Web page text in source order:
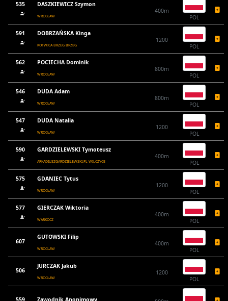
535 DASZKIEWICZ Szymon
WROCŁAW
400m
POL
591 DOBRZAŃSKA Kinga
KOTWICA BRZEG BRZEG
1200
POL
562 POCIECHA Dominik
WROCŁAW
800m
POL
546 DUDA Adam
WROCŁAW
800m
POL
547 DUDA Natalia
WROCŁAW
1200
POL
590 GARDZIELEWSKI Tymoteusz
ARKADIUSZGARDZIELEWSKI.PL WILCZYCE
400m
POL
575 GDANIEC Tytus
WROCŁAW
1200
POL
577 GIERCZAK Wiktoria
WARKOCZ
400m
POL
607
GUTOWSKI Filip
WROCLAW
400m
POL
506
JURCZAK Jakub
WROCŁAW
1200
POL
559 Zawodnik Anonimowy